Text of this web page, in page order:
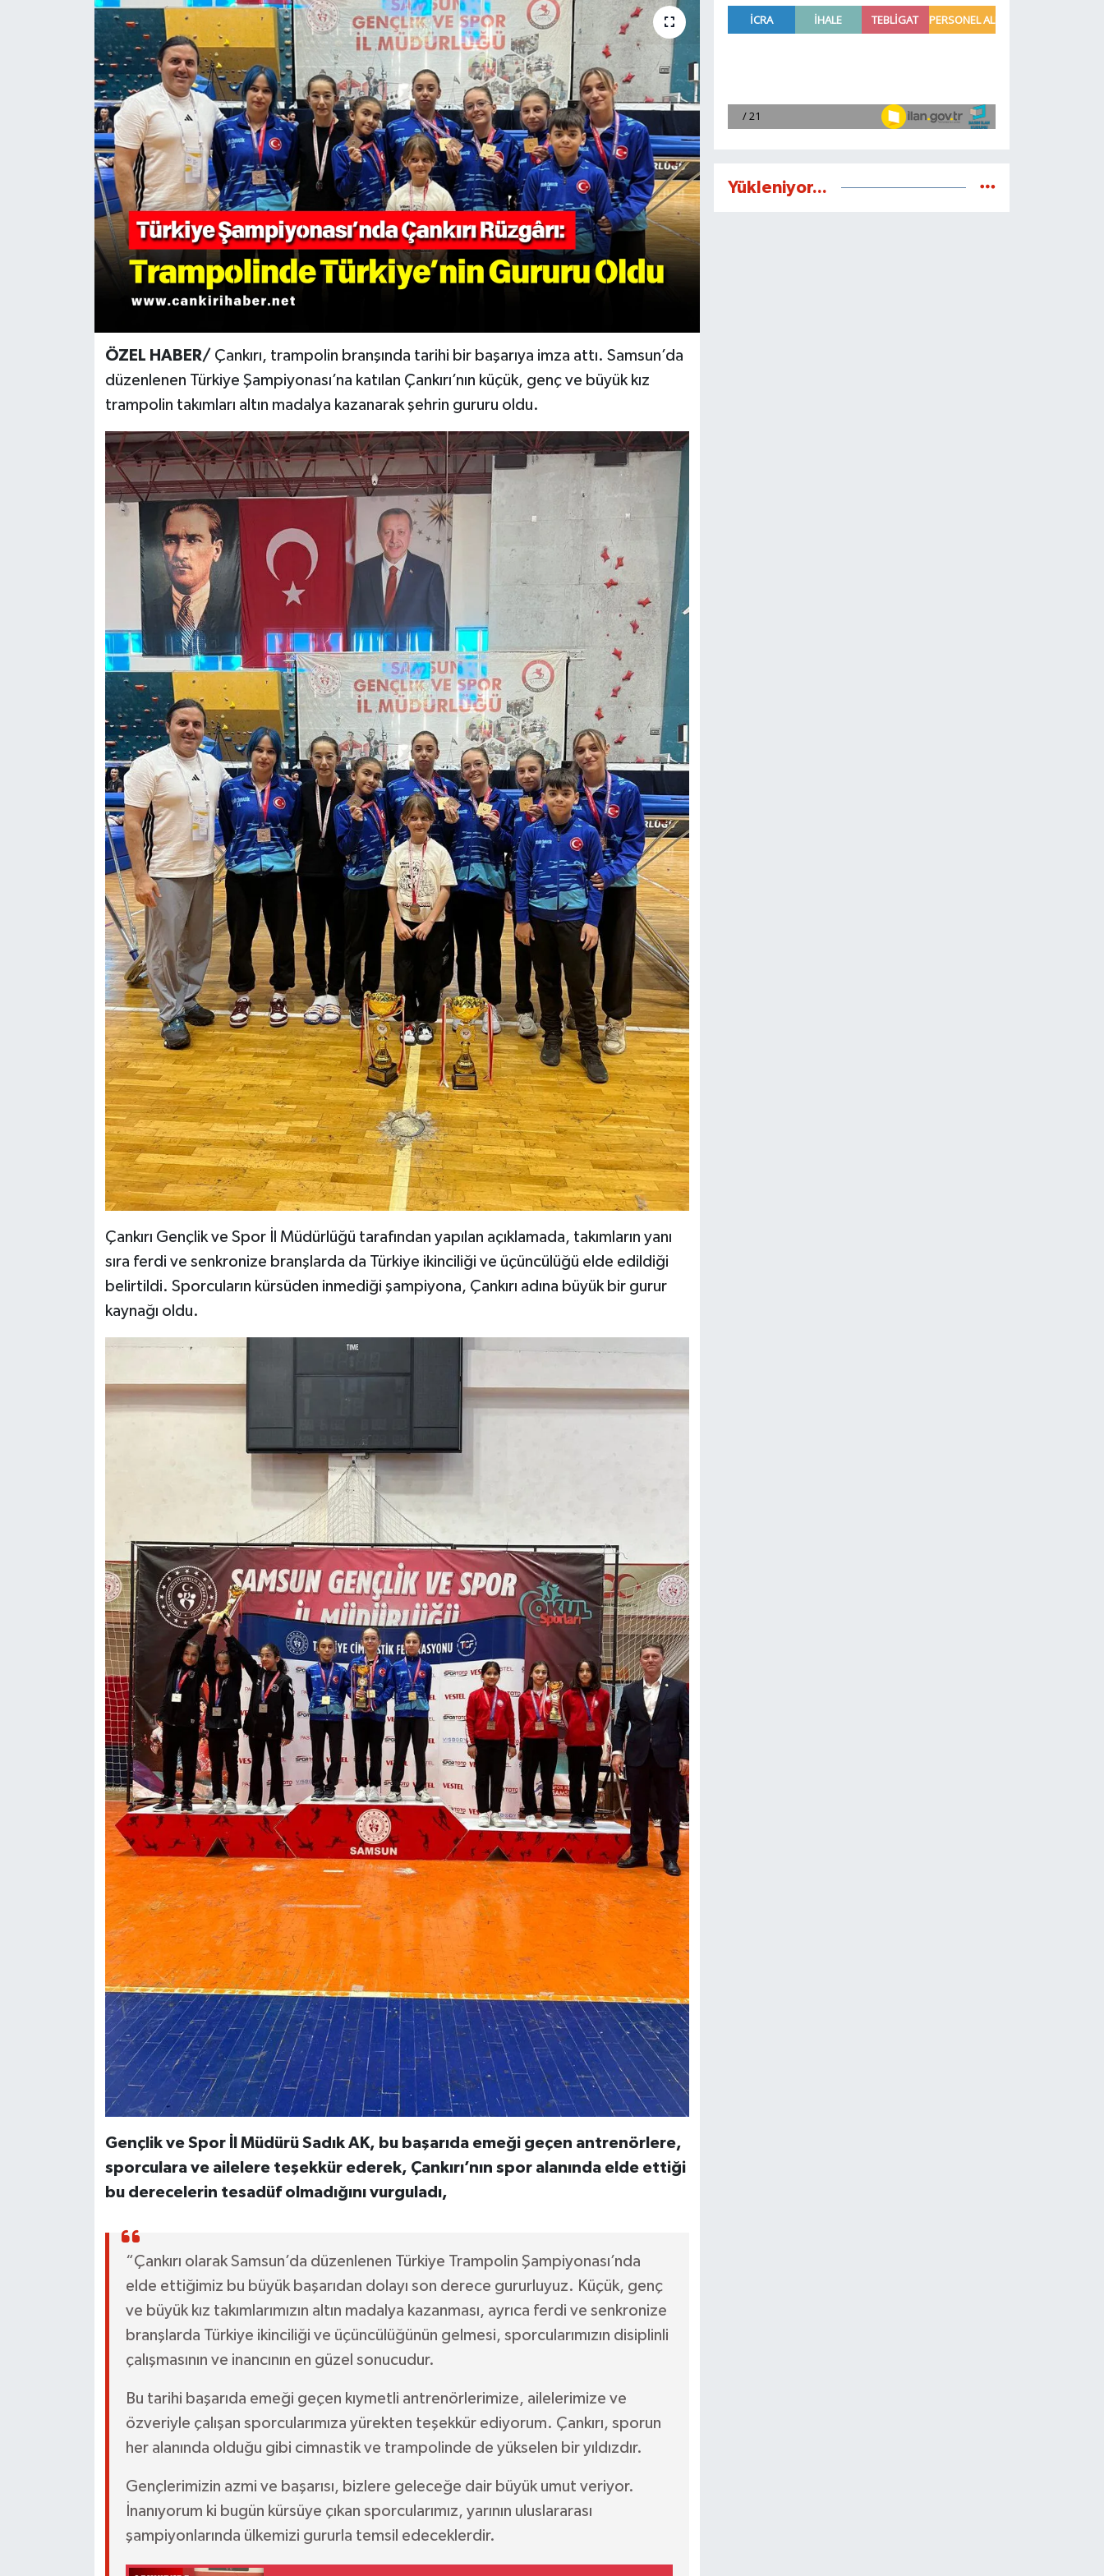
ÖZEL HABER/ Çankırı, trampolin branşında tarihi bir başarıya imza attı. Samsun’da
düzenlenen Türkiye Şampiyonası’na katılan Çankırı’nın küçük, genç ve büyük kız
trampolin takımları altın madalya kazanarak şehrin gururu oldu.
Çankırı Gençlik ve Spor İl Müdürlüğü tarafından yapılan açıklamada, takımların yanı
sıra ferdi ve senkronize branşlarda da Türkiye ikinciliği ve üçüncülüğü elde edildiği
belirtildi. Sporcuların kürsüden inmediği şampiyona, Çankırı adına büyük bir gurur
kaynağı oldu.
Gençlik ve Spor İl Müdürü Sadık AK, bu başarıda emeği geçen antrenörlere,
sporculara ve ailelere teşekkür ederek, Çankırı’nın spor alanında elde ettiği
bu derecelerin tesadüf olmadığını vurguladı,
“Çankırı olarak Samsun’da düzenlenen Türkiye Trampolin Şampiyonası’nda
elde ettiğimiz bu büyük başarıdan dolayı son derece gururluyuz. Küçük, genç
ve büyük kız takımlarımızın altın madalya kazanması, ayrıca ferdi ve senkronize
branşlarda Türkiye ikinciliği ve üçüncülüğünün gelmesi, sporcularımızın disiplinli
çalışmasının ve inancının en güzel sonucudur.
Bu tarihi başarıda emeği geçen kıymetli antrenörlerimize, ailelerimize ve
özveriyle çalışan sporcularımıza yürekten teşekkür ediyorum. Çankırı, sporun
her alanında olduğu gibi cimnastik ve trampolinde de yükselen bir yıldızdır.
Gençlerimizin azmi ve başarısı, bizlere geleceğe dair büyük umut veriyor.
İnanıyorum ki bugün kürsüye çıkan sporcularımız, yarının uluslararası
şampiyonlarında ülkemizi gururla temsil edeceklerdir.
Yükleniyor...
KÜLTÜR SANAT
MAGAZİN
SAĞLIK
SİYASET
TEKNOLOJİ
VİZYONDAKİLER